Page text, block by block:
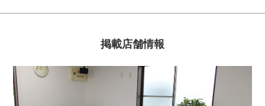
掲載店舗情報